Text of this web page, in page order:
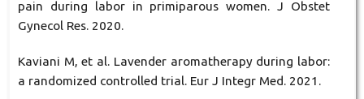
pain during labor in primiparous women. J Obstet
Gynecol Res. 2020.
Kaviani M, et al. Lavender aromatherapy during labor:
a randomized controlled trial. Eur J Integr Med. 2021.